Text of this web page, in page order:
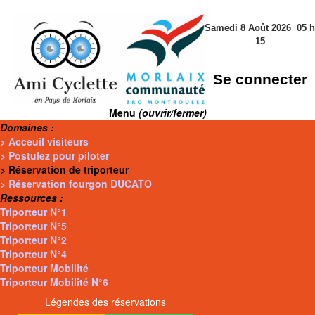
Samedi 8 Août 2026 05 h
15
Se connecter
Menu (ouvrir/fermer)
Domaines :
> Acceuil visiteurs
> Postulez pour piloter
> Réservation de triporteur
> Réservation fourgon DUCATO
Ressources :
Triporteur N°1
Triporteur N°5
Triporteur N°2
Triporteur N°4
Triporteur Mobilité
Triporteur Mobilité N°6
Légendes des réservations